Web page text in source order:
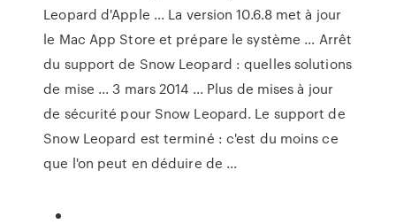
Leopard d'Apple ... La version 10.6.8 met à jour
le Mac App Store et prépare le système ... Arrêt
du support de Snow Leopard : quelles solutions
de mise ... 3 mars 2014 ... Plus de mises à jour
de sécurité pour Snow Leopard. Le support de
Snow Leopard est terminé : c'est du moins ce
que l'on peut en déduire de ...